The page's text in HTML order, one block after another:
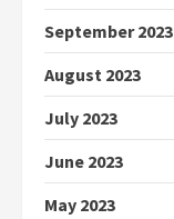
September 2023
August 2023
July 2023
June 2023
May 2023